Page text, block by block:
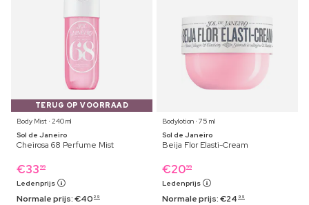
TERUG OP VOORRAAD
Body Mist ⋅ 240 ml
Sol de Janeiro
Cheirosa 68 Perfume Mist
€33 99
Ledenprijs
Normale prijs:€40 29
Bodylotion ⋅ 75 ml
Sol de Janeiro
Beija Flor Elasti-Cream
€2099
Ledenprijs
Normale prijs:€24 99